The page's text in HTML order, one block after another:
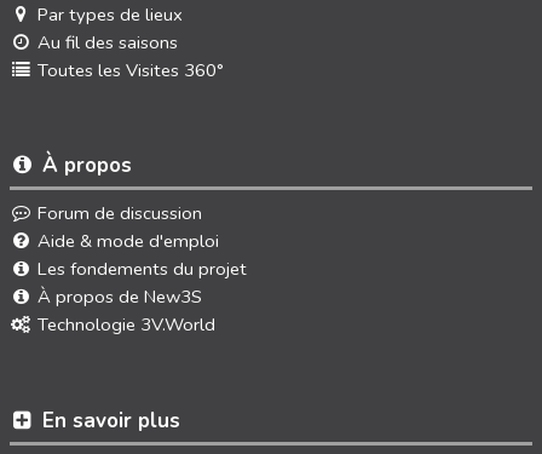
En savoir plus
Par types de lieux
Au fil des saisons
Toutes les Visites 360°
À propos
Forum de discussion
Aide & mode d'emploi
Les fondements du projet
À propos de New3S
Technologie 3V.World